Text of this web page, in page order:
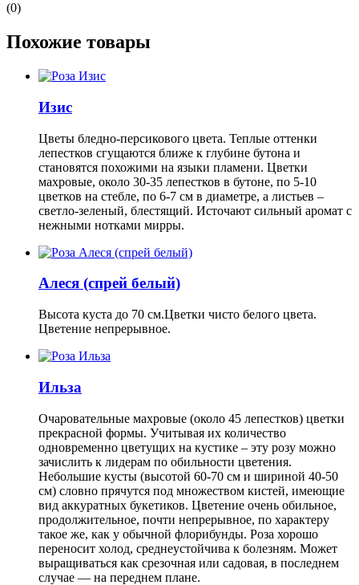
(0)
Похожие товары
Изис
Цветы бледно-персикового цвета. Теплые оттенки
лепестков сгущаются ближе к глубине бутона и
становятся похожими на языки пламени. Цветки
махровые, около 30-35 лепестков в бутоне, по 5-10
цветков на стебле, по 6-7 см в диаметре, а листьев –
светло-зеленый, блестящий. Источают сильный аромат с
нежными нотками мирры.
Алеся (спрей белый)
Высота куста до 70 см.Цветки чисто белого цвета.
Цветение непрерывное.
Ильза
Очаровательные махровые (около 45 лепестков) цветки
прекрасной формы. Учитывая их количество
одновременно цветущих на кустике – эту розу можно
зачислить к лидерам по обильности цветения.
Небольшие кусты (высотой 60-70 см и шириной 40-50
см) словно прячутся под множеством кистей, имеющие
вид аккуратных букетиков. Цветение очень обильное,
продолжительное, почти непрерывное, по характеру
такое же, как у обычной флорибунды. Роза хорошо
переносит холод, среднеустойчива к болезням. Может
выращиваться как срезочная или садовая, в последнем
случае — на переднем плане.